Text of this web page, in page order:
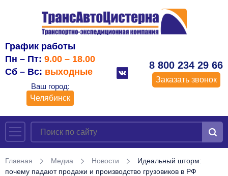
График работы
Пн – Пт: 9.00 – 18.00
Сб – Вс: выходные
Ваш город:
Челябинск
8 800 234 29 66
Заказать звонок
Главная Медиа Новости
Идеальный шторм:
почему падают продажи и производство грузовиков в РФ